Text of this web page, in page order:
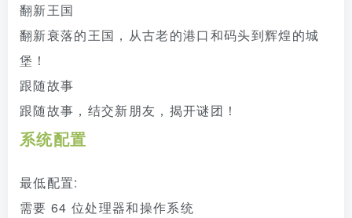
翻新王国
翻新衰落的王国，从古老的港口和码头到辉煌的城
堡！
跟随故事
跟随故事，结交新朋友，揭开谜团！
系统配置
最低配置:
需要 64 位处理器和操作系统